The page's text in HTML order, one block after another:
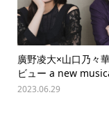
廣野凌大×山口乃々
ビュー a new
2023.06.29